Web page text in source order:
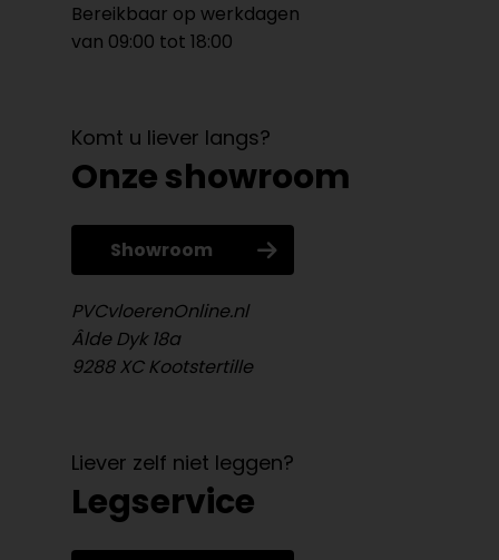
Bereikbaar op werkdagen
van 09:00 tot 18:00
Komt u liever langs?
Onze showroom
Showroom
PVCvloerenOnline.nl
Âlde Dyk 18a
9288 XC Kootstertille
Liever zelf niet leggen?
Legservice